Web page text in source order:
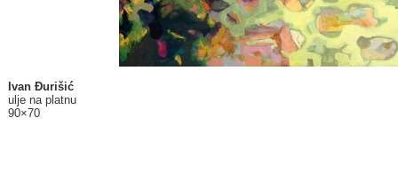
Ivan Đurišić
ulje na platnu
90×70